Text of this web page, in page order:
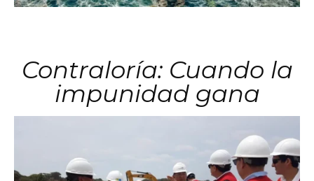
Contraloría: Cuando la
impunidad gana